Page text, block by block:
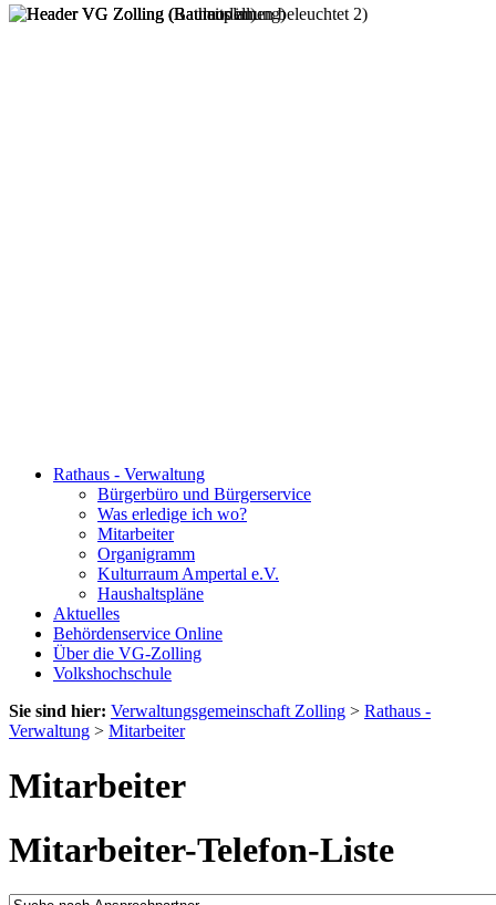
Rathaus - Verwaltung
Bürgerbüro und Bürgerservice
Was erledige ich wo?
Mitarbeiter
Organigramm
Kulturraum Ampertal e.V.
Haushaltspläne
Aktuelles
Behördenservice Online
Über die VG-Zolling
Volkshochschule
Sie sind hier: Verwaltungsgemeinschaft Zolling > Rathaus -
Verwaltung > Mitarbeiter
Mitarbeiter
Mitarbeiter-Telefon-Liste